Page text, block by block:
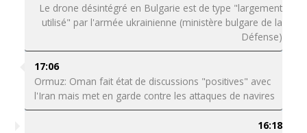
Le drone désintégré en Bulgarie est de type "largement
utilisé" par l'armée ukrainienne (ministère bulgare de la
Défense)
17:06
Ormuz: Oman fait état de discussions "positives" avec
l'Iran mais met en garde contre les attaques de navires
16:18